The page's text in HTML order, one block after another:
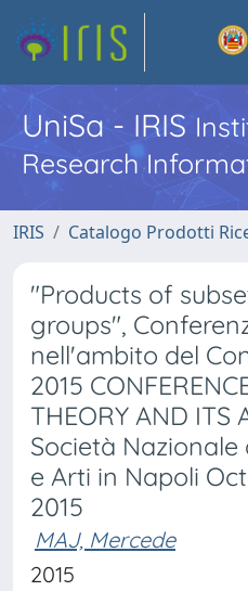
UniSa - IRIS
Research
IRIS Catalogo Prodotti
"Products of
groups",
nell'ambito del
2015
THEORY AND ITS
Società Nazionale
e Arti in Napoli
2015
MAJ, Mercede
2015